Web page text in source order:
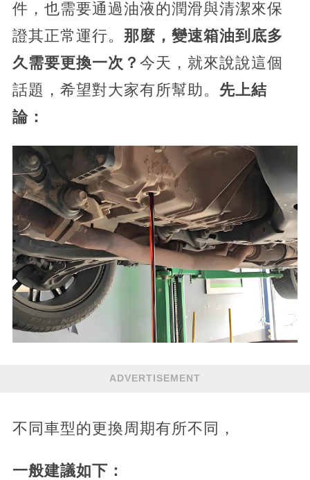
件，也需要通過油液的潤滑與清潔來保
證其正常運行。 那麼，變速箱油到底多
久需要更換一次？ 今天，就來說說這個
話題，希望對大家有所幫助。 先上結
論：
ADVERTISEMENT
不同車型的更換周期有所不同，
一般建議如下：